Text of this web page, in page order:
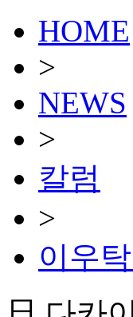
HOME
>
NEWS
>
칼럼
>
이우